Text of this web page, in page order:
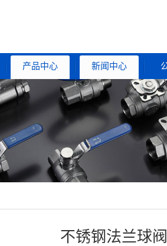
产品中心 新闻中心
不锈钢法兰球